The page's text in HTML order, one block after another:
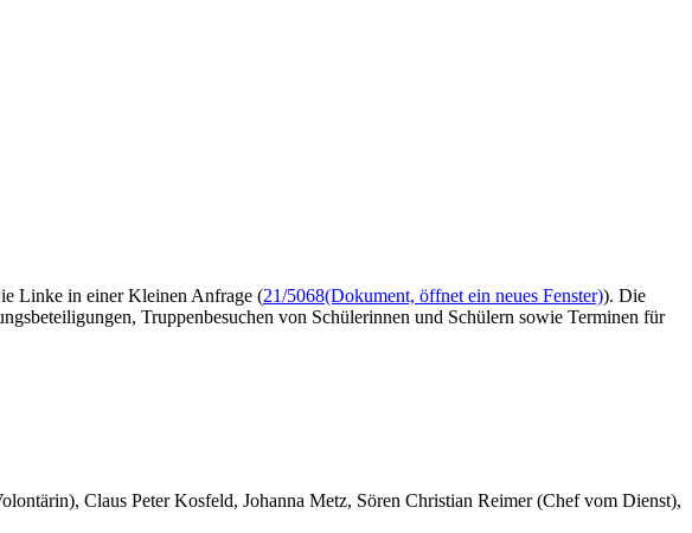
Linke in einer Kleinen Anfrage (21/5068(Dokument, öffnet ein neues Fenster)). Die
Truppenbesuchen von Schülerinnen und Schülern sowie Terminen für
Claus Peter Kosfeld, Johanna Metz, Sören Christian Reimer (Chef vom Dienst),